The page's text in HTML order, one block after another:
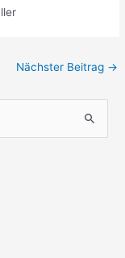
Nächster Beitrag →